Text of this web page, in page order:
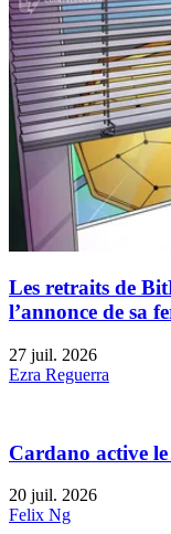
Les retraits de
l’annonce de sa
27 juil. 2026
Ezra Reguerra
Cardano active
20 juil. 2026
Felix Ng